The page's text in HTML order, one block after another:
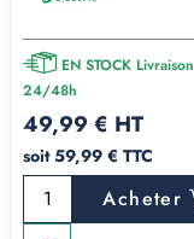
EN STOCK Livraison
24/48h
49,99 € HT
soit 59,99 € TTC
Acheter